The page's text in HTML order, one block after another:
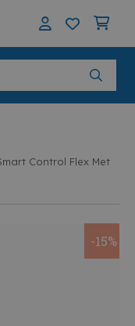
Control Flex Met
-15%